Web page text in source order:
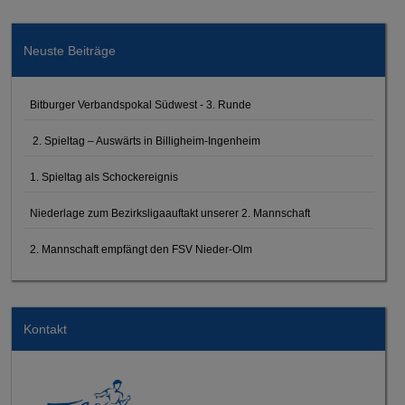
Neuste Beiträge
Bitburger Verbandspokal Südwest - 3. Runde
2. Spieltag – Auswärts in Billigheim-Ingenheim
1. Spieltag als Schockereignis
Niederlage zum Bezirksligaauftakt unserer 2. Mannschaft
2. Mannschaft empfängt den FSV Nieder-Olm
Kontakt